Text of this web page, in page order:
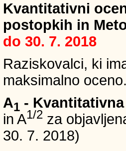
Kvantitativni
postopkih in
do 30. 7. 2018
Raziskovalci, ki
maksimalno oceno.
A1 -
in A1/2 za
30. 7. 2018)